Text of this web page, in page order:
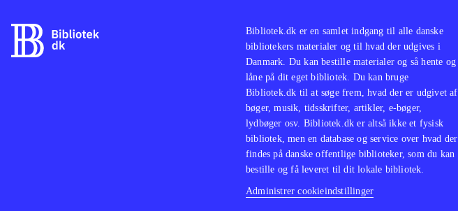
Bibliotek.dk er en samlet indgang til alle danske
bibliotekers materialer og til hvad der udgives i
Danmark. Du kan bestille materialer og så hente og
låne på dit eget bibliotek. Du kan bruge
Bibliotek.dk til at søge frem, hvad der er udgivet af
bøger, musik, tidsskrifter, artikler, e-bøger,
lydbøger osv. Bibliotek.dk er altså ikke et fysisk
bibliotek, men en database og service over hvad der
findes på danske offentlige biblioteker, som du kan
bestille og få leveret til dit lokale bibliotek.
Administrer cookieindstillinger